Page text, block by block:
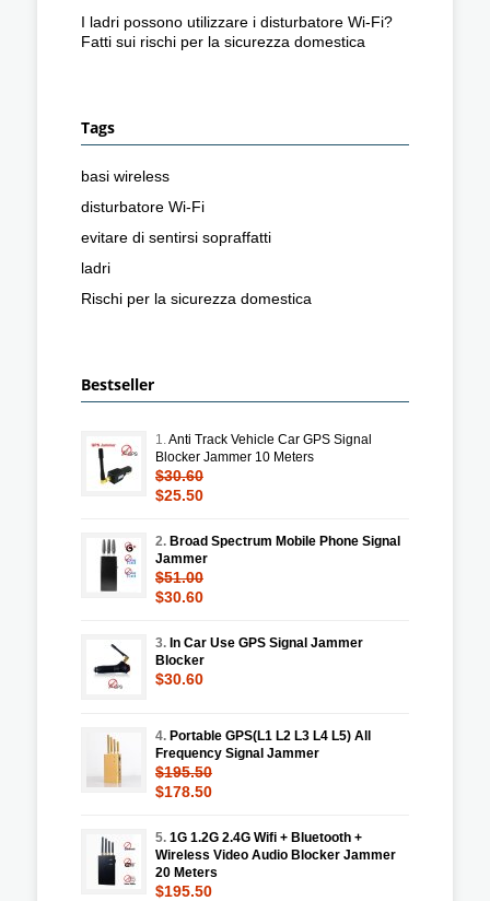
I ladri possono utilizzare i disturbatore Wi-Fi?
Fatti sui rischi per la sicurezza domestica
Tags
basi wireless
disturbatore Wi-Fi
evitare di sentirsi sopraffatti
ladri
Rischi per la sicurezza domestica
Bestseller
1.Anti Track Vehicle Car GPS Signal
Blocker Jammer 10 Meters
$30.60
$25.50
2. Broad Spectrum Mobile Phone Signal
Jammer
$51.00
$30.60
3. In Car Use GPS Signal Jammer
Blocker
$30.60
4. Portable GPS(L1 L2 L3 L4 L5) All
Frequency Signal Jammer
$195.50
$178.50
5. 1G 1.2G 2.4G Wifi + Bluetooth +
Wireless Video Audio Blocker Jammer
20 Meters
$195.50